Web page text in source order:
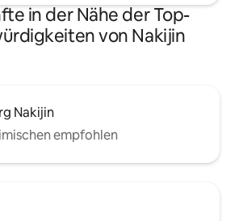
Innerhalb
Auto gibt es
Drogerien, Lawson
auch ein
Erdgeschoss
Bitte haben Sie
Sie für Kinder im
in der Nähe der Top-
von Nakijin
Nakijin
empfohlen